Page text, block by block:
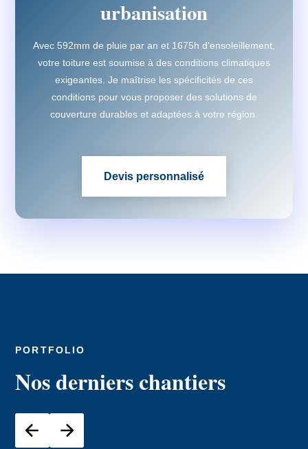
urbanisation
Avec 592mm de pluie par an et 1675h d'ensoleillement,
votre toiture est soumise à des conditions climatiques
exigeantes. Je maîtrise les spécificités de ces
conditions pour vous proposer des solutions de
couverture durables et adaptées à votre région.
Devis personnalisé
PORTFOLIO
Nos derniers chantiers